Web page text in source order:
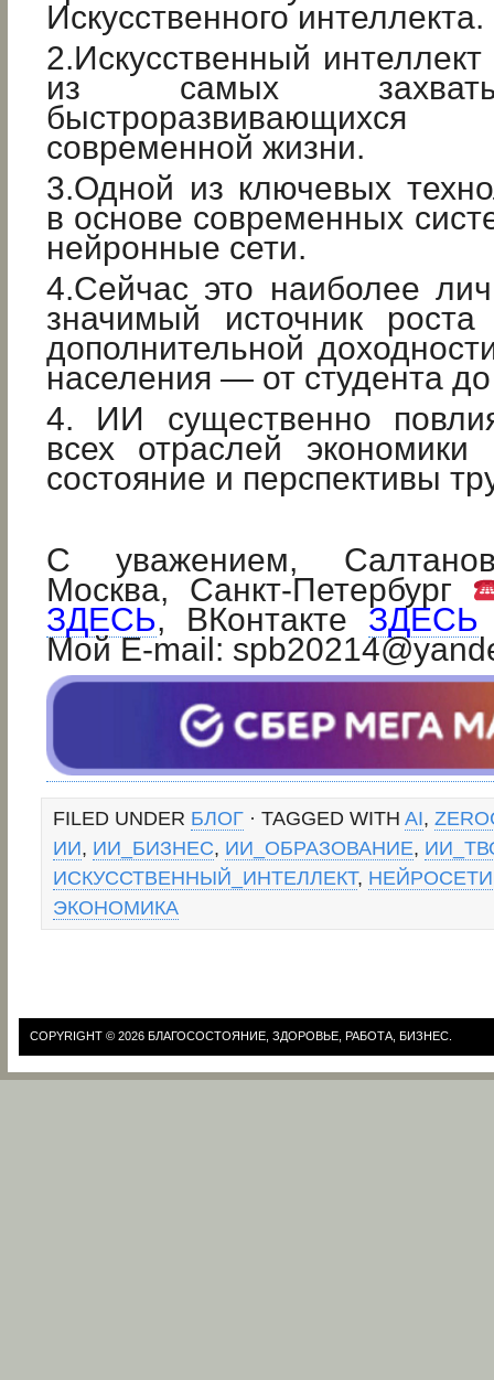
Искусственного интеллекта.
2.Искусственный
из самых
современной жизни.
3.Одной из ключевых
в основе современных
нейронные сети.
4.Сейчас это наиболее
значимый источник
дополнительной
населения — от студента
4. ИИ существенно
всех отраслей экономики
состояние и перспективы
С уважением,
Москва, Санкт-Петербург
ЗДЕСЬ, ВКонтакте ЗДЕСЬ
Мой E-mail:
FILED UNDER БЛОГ · TAGGED WITH AI,
ИИ, ИИ_БИЗНЕС, ИИ_ОБРАЗОВАНИЕ,
ИСКУССТВЕННЫЙ_ИНТЕЛЛЕКТ, НЕЙРОСЕТИ
ЭКОНОМИКА
COPYRIGHT © 2026 БЛАГОСОСТОЯНИЕ, ЗДОРОВЬЕ, РАБОТА, БИЗНЕС.